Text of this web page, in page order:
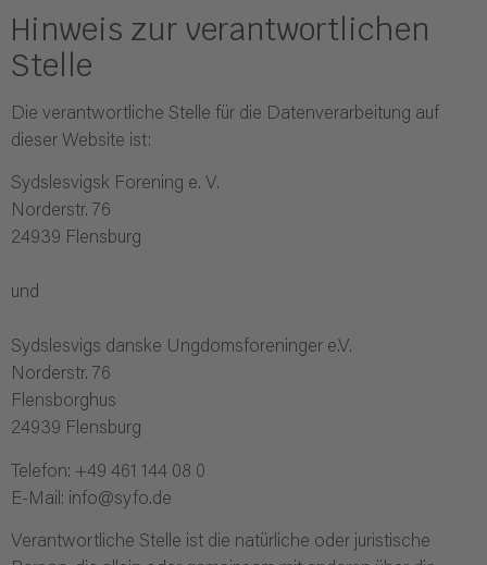
Hinweis zur verantwortlichen
Stelle
Die verantwortliche Stelle für die Datenverarbeitung auf
dieser Website ist:
Sydslesvigsk Forening e. V.
Norderstr. 76
24939 Flensburg
und
Sydslesvigs danske Ungdomsforeninger e.V.
Norderstr. 76
Flensborghus
24939 Flensburg
Telefon: +49 461 144 08 0
E-Mail: info@syfo.de
Verantwortliche Stelle ist die natürliche oder juristische